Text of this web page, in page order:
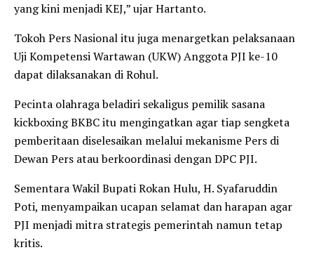
yang kini menjadi KEJ,” ujar Hartanto.
Tokoh Pers Nasional itu juga menargetkan pelaksanaan
Uji Kompetensi Wartawan (UKW) Anggota PJI ke-10
dapat dilaksanakan di Rohul.
Pecinta olahraga beladiri sekaligus pemilik sasana
kickboxing BKBC itu mengingatkan agar tiap sengketa
pemberitaan diselesaikan melalui mekanisme Pers di
Dewan Pers atau berkoordinasi dengan DPC PJI.
Sementara Wakil Bupati Rokan Hulu, H. Syafaruddin
Poti, menyampaikan ucapan selamat dan harapan agar
PJI menjadi mitra strategis pemerintah namun tetap
kritis.